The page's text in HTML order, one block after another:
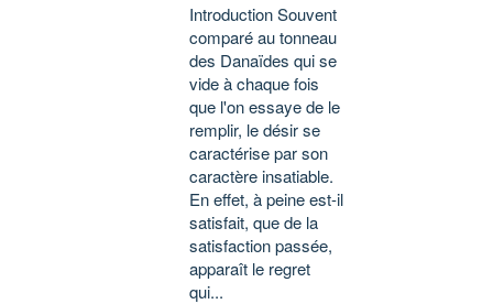
Introduction Souvent
comparé au tonneau
des Danaïdes qui se
vide à chaque fois
que l'on essaye de le
remplir, le désir se
caractérise par son
caractère insatiable.
En effet, à peine est-il
satisfait, que de la
satisfaction passée,
apparaît le regret
qui...